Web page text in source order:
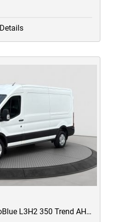
Details
Transit Kasten 2.0D EcoBlue L3H2 350 Trend AHK/Kamera/Assistenzpaket/Werks-Garantie bis 2029